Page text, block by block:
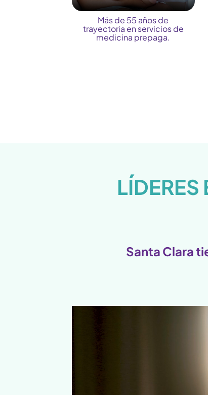
Más de 55 años de
trayectoria en servicios de
medicina prepaga.
Santa Clara